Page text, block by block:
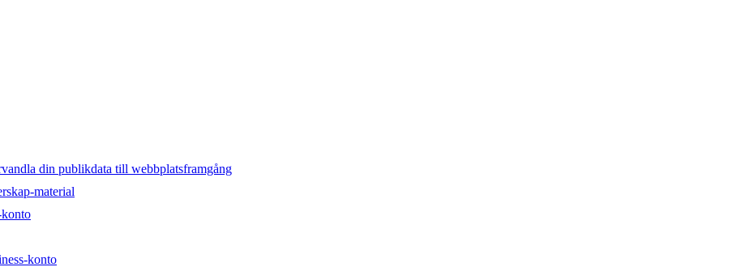
din publikdata till webbplatsframgång
material
konto